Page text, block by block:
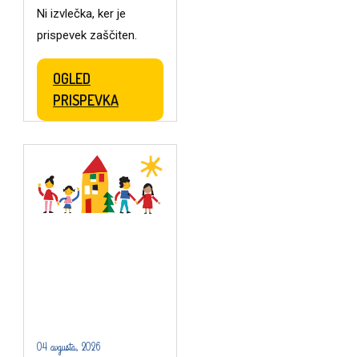
Ni izvlečka, ker je
prispevek zaščiten.
OGLED
PRISPEVKA
04 avgusta, 2026